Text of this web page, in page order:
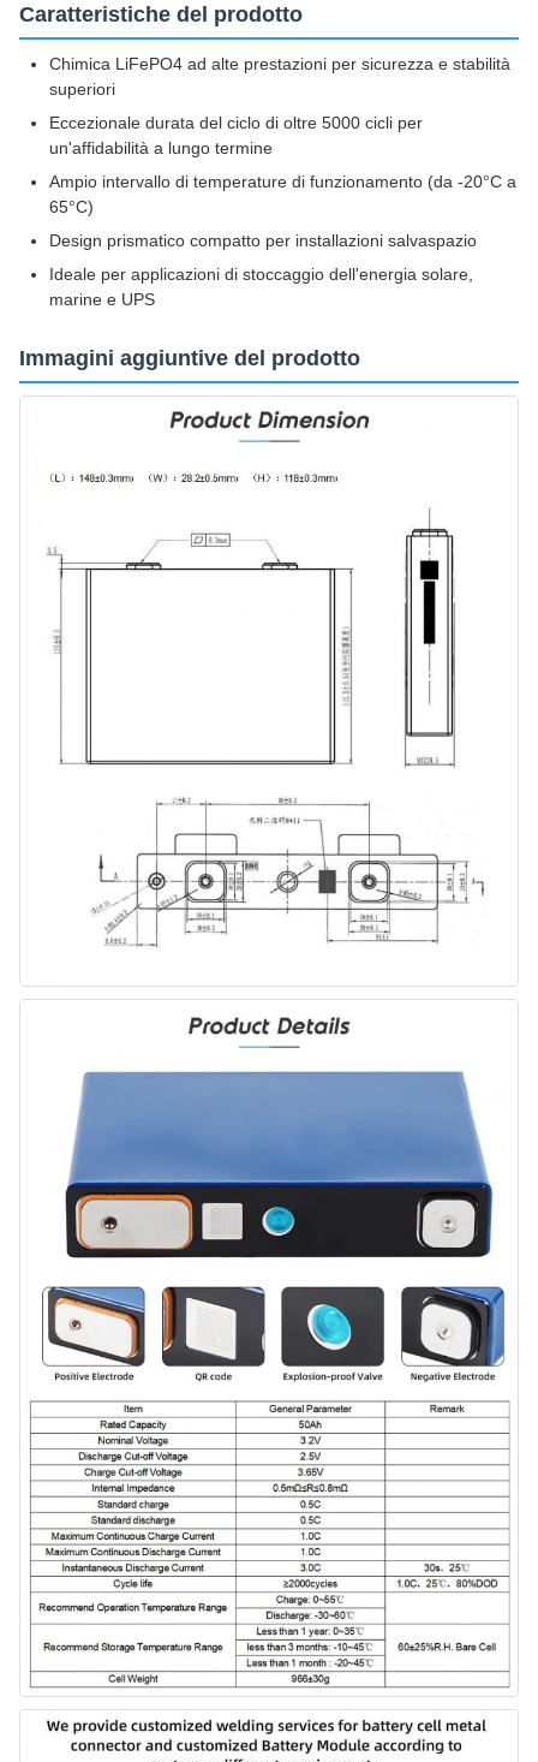
Caratteristiche del prodotto
Chimica LiFePO4 ad alte prestazioni per sicurezza e stabilità
superiori
Eccezionale durata del ciclo di oltre 5000 cicli per
un'affidabilità a lungo termine
Ampio intervallo di temperature di funzionamento (da -20°C a
65°C)
Design prismatico compatto per installazioni salvaspazio
Ideale per applicazioni di stoccaggio dell'energia solare,
marine e UPS
Immagini aggiuntive del prodotto